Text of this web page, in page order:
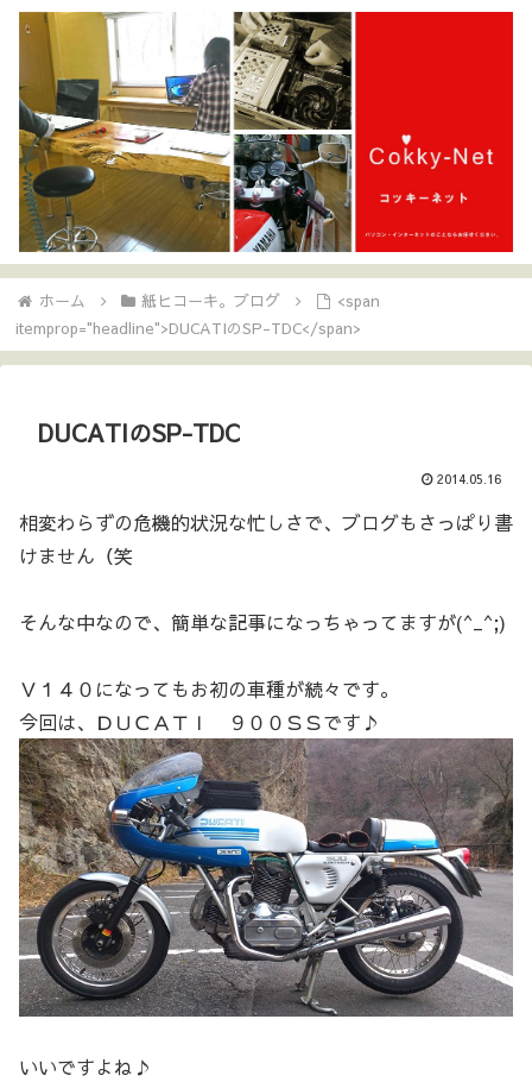
ホーム 紙ヒコーキ。ブログ
<span
itemprop="headline">DUCATIのSP-TDC</span>
DUCATIのSP-TDC
2014.05.16
相変わらずの危機的状況な忙しさで、ブログもさっぱり書
けません（笑
そんな中なので、簡単な記事になっちゃってますが(^_^;)
Ｖ１４０になってもお初の車種が続々です。
今回は、ＤＵＣＡＴＩ ９００ＳＳです♪
いいですよね♪